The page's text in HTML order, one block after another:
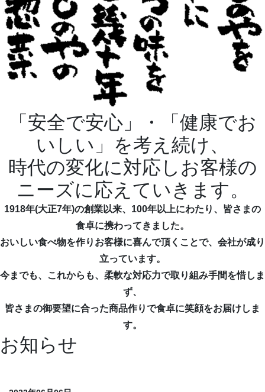
「安全で安心」・「健康でお
いしい」を考え続け、
時代の変化に対応しお客様の
ニーズに応えていきます。
1918年(大正7年)の創業以来、100年以上にわたり、皆さまの
食卓に携わってきました。
おいしい食べ物を作りお客様に喜んで頂くことで、会社が成り
立っています。
今までも、これからも、柔軟な対応力で取り組み手間を惜しま
ず、
皆さまの御要望に合った商品作りで食卓に笑顔をお届けしま
す。
お知らせ